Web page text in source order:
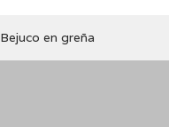
Bejuco en greña